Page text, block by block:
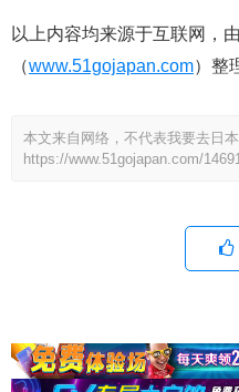
以上内容均来源于互联网，
（www.51gojapan.com）整
本文来自网络，不代表我要去日
https://www.51gojapan.com/